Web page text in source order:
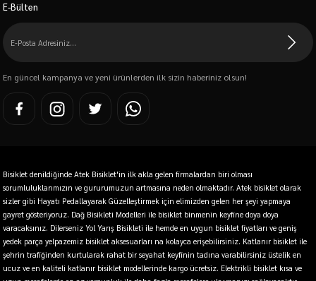
E-Bülten
En güncel kampanya ve yeni ürünlerden ilk sizin haberiniz olsun!
Bisiklet denildiğinde Atek Bisiklet'in ilk akla gelen firmalardan biri olması
sorumluluklarımızın ve gururumuzun artmasına neden olmaktadır. Atek bisiklet olarak
sizler gibi Hayatı Pedallayarak Güzelleştirmek için elimizden gelen her şeyi yapmaya
gayret gösteriyoruz. Dağ Bisikleti Modelleri ile bisiklet binmenin keyfine doya doya
varacaksınız. Dilerseniz Yol Yarış Bisikleti ile hemde en uygun bisiklet fiyatları ve geniş
yedek parça yelpazemiz bisiklet aksesuarları na kolayca erişebilirsiniz. Katlanır bisiklet ile
şehrin trafiğinden kurtularak rahat bir seyahat keyfinin tadına varabilirsiniz üstelik en
ucuz ve en kaliteli katlanır bisiklet modellerinde kargo ücretsiz. Elektrikli bisiklet kısa ve